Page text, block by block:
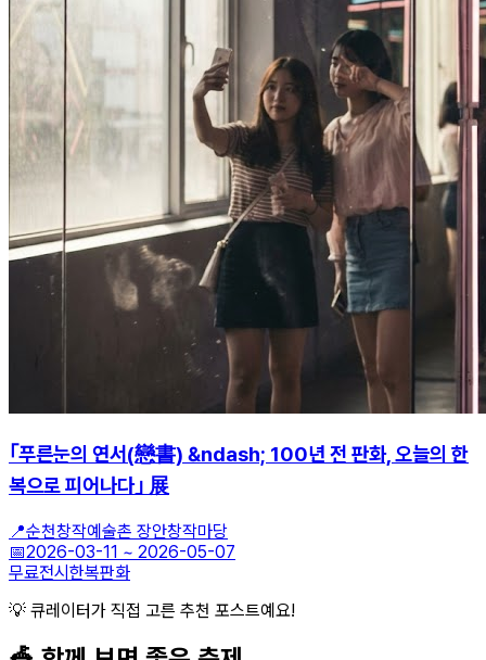
｢푸른눈의 연서(戀書) &ndash; 100년 전 판화, 오늘의 한
복으로 피어나다｣ 展
📍순천창작예술촌 장안창작마당
📅2026-03-11 ~ 2026-05-07
무료전시 한복판화
💡 큐레이터가 직접 고른 추천 포스트예요!